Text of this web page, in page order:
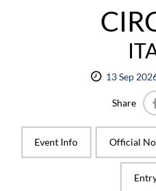
13 Sep
Share
Event Info
Official